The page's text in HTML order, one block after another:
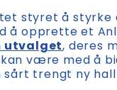
styret å styrke
å opprette et
utvalget, deres
være med å
sårt trengt ny